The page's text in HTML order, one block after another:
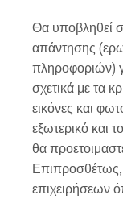
Θα υποβληθεί
απάντησης
πληροφοριών)
σχετικά με τα
εικόνες και
εξωτερικό και
θα
Επιπροσθέτως,
επιχειρήσεων